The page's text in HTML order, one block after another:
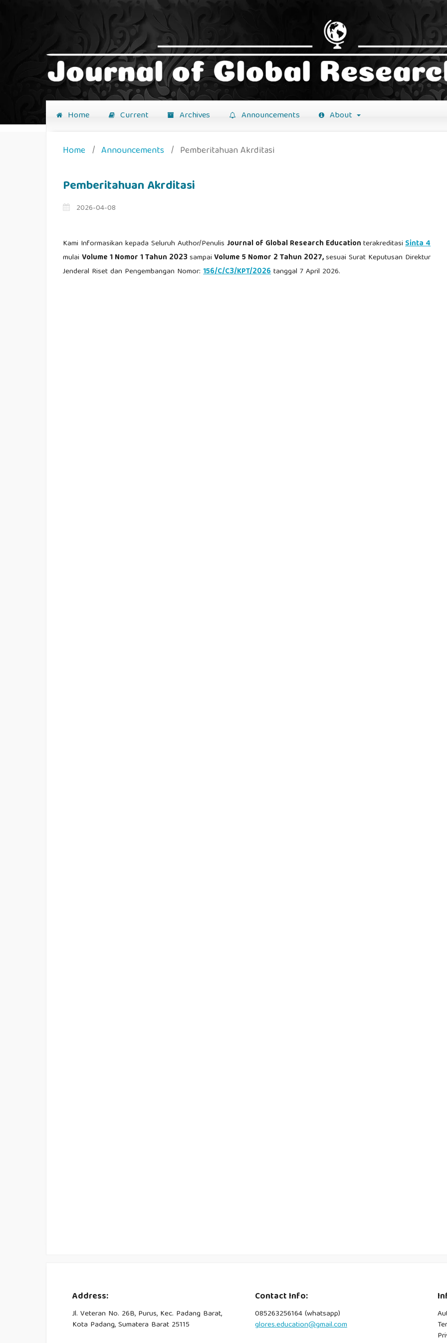
Home Current Archives Announcements About
Home / Announcements / Pemberitahuan Akrditasi
Pemberitahuan Akrditasi
2026-04-08
Kami Informasikan kepada Seluruh Author/PenulisJournal of Global Research Educationterakreditasi Sinta 4
mulaiVolume 1 Nomor 1 Tahun 2023sampaiVolume 5 Nomor 2 Tahun 2027,sesuai Surat Keputusan Direktur
Jenderal Riset dan Pengembangan Nomor:156/C/C3/KPT/2026tanggal 7 April 2026.
Address:
Jl. Veteran No. 26B, Purus, Kec. Padang Barat,
Kota Padang, Sumatera Barat 25115
Contact Info:
085263256164 (whatsapp)
glores.education@gmail.com